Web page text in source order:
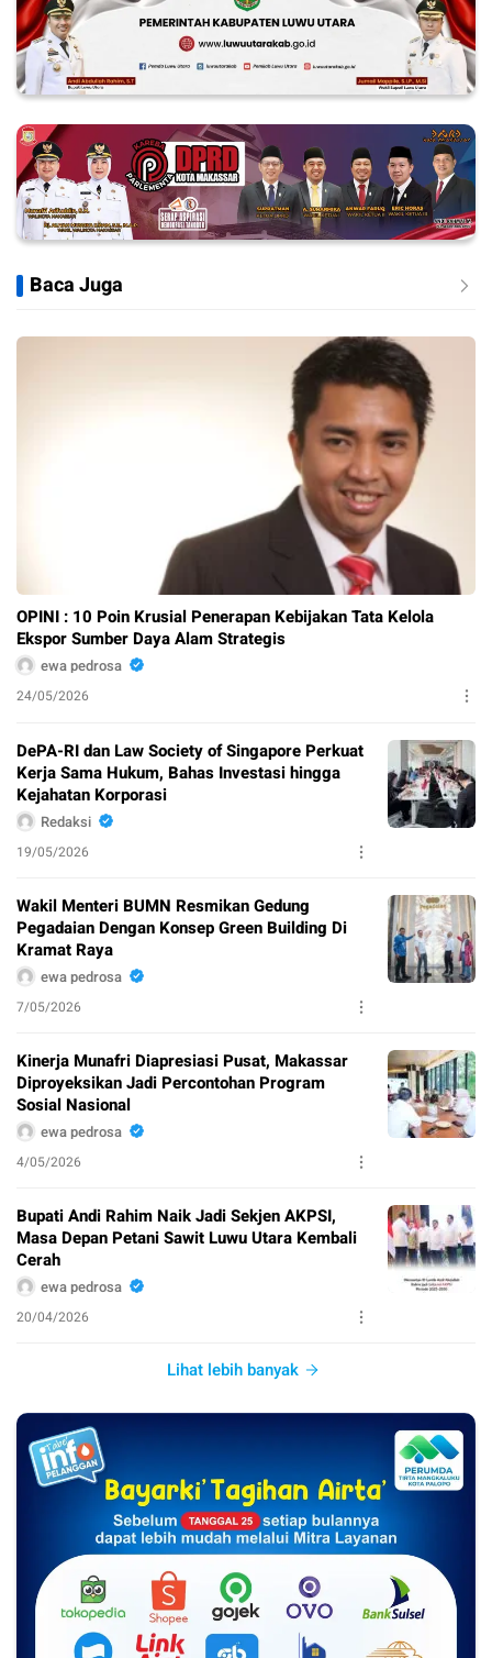
Baca Juga
OPINI : 10 Poin Krusial Penerapan Kebijakan Tata Kelola
Ekspor Sumber Daya Alam Strategis
ewa pedrosa
24/05/2026
DePA-RI dan Law Society of Singapore Perkuat
Kerja Sama Hukum, Bahas Investasi hingga
Kejahatan Korporasi
Redaksi
19/05/2026
Wakil Menteri BUMN Resmikan Gedung
Pegadaian Dengan Konsep Green Building Di
Kramat Raya
ewa pedrosa
7/05/2026
Kinerja Munafri Diapresiasi Pusat, Makassar
Diproyeksikan Jadi Percontohan Program
Sosial Nasional
ewa pedrosa
4/05/2026
Bupati Andi Rahim Naik Jadi Sekjen AKPSI,
Masa Depan Petani Sawit Luwu Utara Kembali
Cerah
ewa pedrosa
20/04/2026
Lihat lebih banyak